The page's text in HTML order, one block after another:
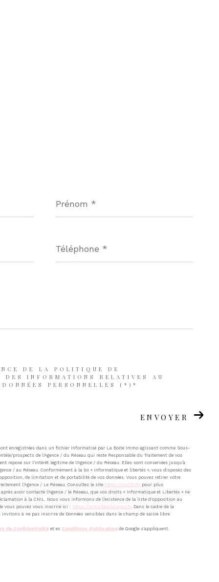
*
*
DE LA POLITIQUE DE
INFORMATIONS RELATIVES AU
PERSONNELLES (*)*
ENVOYER
enregistrées dans un fichier informatisé par La Boite Immo agissant comme Sous-
prospects de l'Agence / du Réseau qui reste Responsable du Traitement de vos
repose sur l'intérêt légitime de l'Agence / du Réseau. Elles sont conservées jusqu'à
/ au Réseau. Conformément à la loi « informatique et libertés », vous disposez des
de limitation et de portabilité de vos données. Vous pouvez retirer votre
l’Agence / Le Réseau. Consultez le site https://cnil.fr/frpour plus
avoir contacté l'Agence / le Réseau, que vos droits « Informatique et Libertés » ne
à la CNIL. Nous vous informons de l’existence de la liste d'opposition au
vous pouvez vous inscrire ici : https://www.bloctel.gouv.fr. Dans le cadre de la
à ne pas inscrire de Données sensibles dans le champ de saisie libre.
de Confidentialitéet es Conditions d'utilisationde Google s'appliquent.